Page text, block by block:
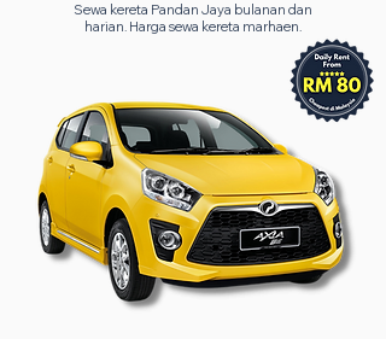
Sewa kereta Pandan Jaya bulanan dan
harian. Harga sewa kereta marhaen.